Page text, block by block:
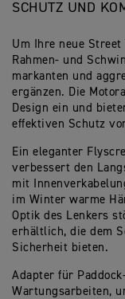
SCHUTZ UND
Um Ihre neue
Rahmen- und
markanten und
ergänzen. Die
Design ein und
effektiven Schutz
Ein eleganter
verbessert den
mit
im Winter warme
Optik des Lenkers
erhältlich, die dem
Sicherheit bieten.
Adapter für
Wartungsarbeiten,